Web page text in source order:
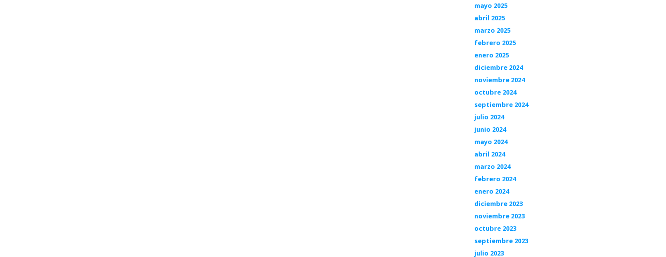
mayo 2025
abril 2025
marzo 2025
febrero 2025
enero 2025
diciembre 2024
noviembre 2024
octubre 2024
septiembre 2024
julio 2024
junio 2024
mayo 2024
abril 2024
marzo 2024
febrero 2024
enero 2024
diciembre 2023
noviembre 2023
octubre 2023
septiembre 2023
julio 2023